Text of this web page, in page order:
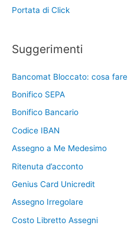
Portata di Click
Suggerimenti
Bancomat Bloccato: cosa fare
Bonifico SEPA
Bonifico Bancario
Codice IBAN
Assegno a Me Medesimo
Ritenuta d’acconto
Genius Card Unicredit
Assegno Irregolare
Costo Libretto Assegni